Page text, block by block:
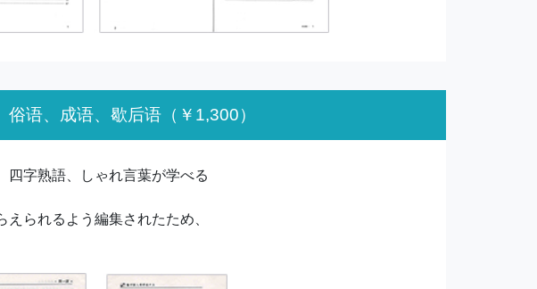
俗语、成语、歇后语 （￥1,300）
四字熟語、しゃれ言葉が学べる
られるよう編集されたため、